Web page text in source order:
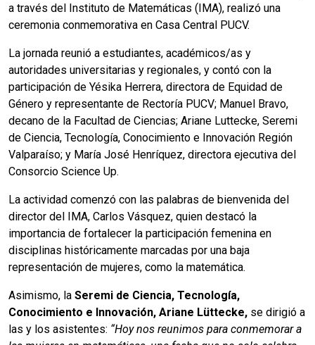
a través del Instituto de Matemáticas (IMA), realizó una
ceremonia conmemorativa en Casa Central PUCV.
La jornada reunió a estudiantes, académicos/as y
autoridades universitarias y regionales, y contó con la
participación de Yésika Herrera, directora de Equidad de
Género y representante de Rectoría PUCV; Manuel Bravo,
decano de la Facultad de Ciencias; Ariane Luttecke, Seremi
de Ciencia, Tecnología, Conocimiento e Innovación Región
Valparaíso; y María José Henríquez, directora ejecutiva del
Consorcio Science Up.
La actividad comenzó con las palabras de bienvenida del
director del IMA, Carlos Vásquez, quien destacó la
importancia de fortalecer la participación femenina en
disciplinas históricamente marcadas por una baja
representación de mujeres, como la matemática.
Asimismo, la Seremi de Ciencia, Tecnología,
Conocimiento e Innovación, Ariane Lüttecke, se dirigió a
las y los asistentes: “Hoy nos reunimos para conmemorar a